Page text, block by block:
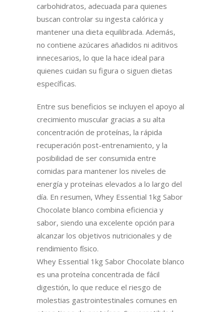
carbohidratos, adecuada para quienes
buscan controlar su ingesta calórica y
mantener una dieta equilibrada. Además,
no contiene azúcares añadidos ni aditivos
innecesarios, lo que la hace ideal para
quienes cuidan su figura o siguen dietas
específicas.
Entre sus beneficios se incluyen el apoyo al
crecimiento muscular gracias a su alta
concentración de proteínas, la rápida
recuperación post-entrenamiento, y la
posibilidad de ser consumida entre
comidas para mantener los niveles de
energía y proteínas elevados a lo largo del
día. En resumen, Whey Essential 1kg Sabor
Chocolate blanco combina eficiencia y
sabor, siendo una excelente opción para
alcanzar los objetivos nutricionales y de
rendimiento físico.
Whey Essential 1kg Sabor Chocolate blanco
es una proteína concentrada de fácil
digestión, lo que reduce el riesgo de
molestias gastrointestinales comunes en